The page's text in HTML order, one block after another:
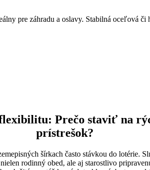
pre záhradu a oslavy. Stabilná oceľová
Prečo staviť na
prístrešok?
šírkach často stávkou do lotérie.
rodinný obed, ale aj starostlivo